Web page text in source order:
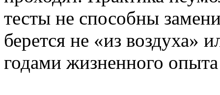
тесты не способны
берется не «из воздуха»
годами жизненного